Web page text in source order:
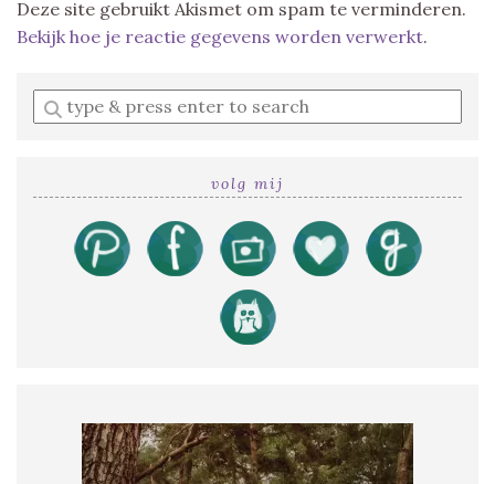
Deze site gebruikt Akismet om spam te verminderen.
Bekijk hoe je reactie gegevens worden verwerkt.
Enter
a
volg mij